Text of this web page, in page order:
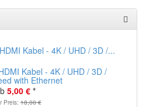
Kabel - 4K / UHD / 3D /
with Ethernet
5,00 € *
Preis:18,00 €